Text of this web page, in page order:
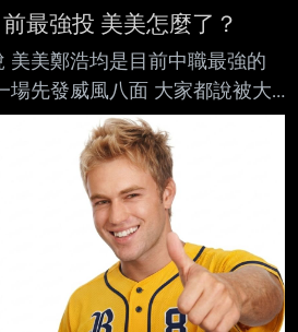
最強投 美美怎麼了？
美美鄭浩均是目前中職最強的
場先發威風八面 大家都說被大
境跟實力都提升了 面對中職打
式 還喊話說要再次旅外 結果每
被邦邦當兒子打 美美怎麼了？